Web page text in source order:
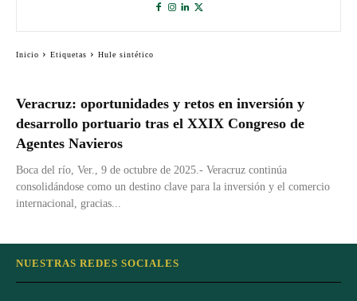
Veracruz: oportunidades y retos en inversión y
desarrollo portuario tras el XXIX Congreso de
Agentes Navieros
Boca del río, Ver., 9 de octubre de 2025.- Veracruz continúa
consolidándose como un destino clave para la inversión y el comercio
internacional, gracias...
Inicio Etiquetas Hule sintético
NUESTRAS REDES SOCIALES